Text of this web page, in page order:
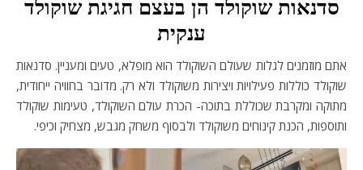
סדנאות שוקולד הן בעצם חגיגת שוקולד
ענקית
אתם מוזמנים לגלות שעולם השוקולד הוא מופלא, טעים ומעניין. סדנאות
שוקולד כוללות פעילויות ויצירות משוקולד ולא רק. מדובר בחוויה ייחודית,
מתוקה ומקרבת שכוללת בתוכה- הכרת עולם השוקולד, טעימות שוקולד
ותוספות, הכנת קינוחים משוקולד ולבסוף משחק מגבש, מצחיק וכיפי.